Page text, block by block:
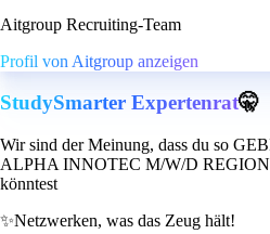
Aitgroup Recruiting-Team
Profil von Aitgroup anzeigen
StudySmarter Expertenrat🤫
Wir sind der Meinung, dass du so
ALPHA INNOTEC M/W/D REGION
könntest
✨Netzwerken, was das Zeug hält!